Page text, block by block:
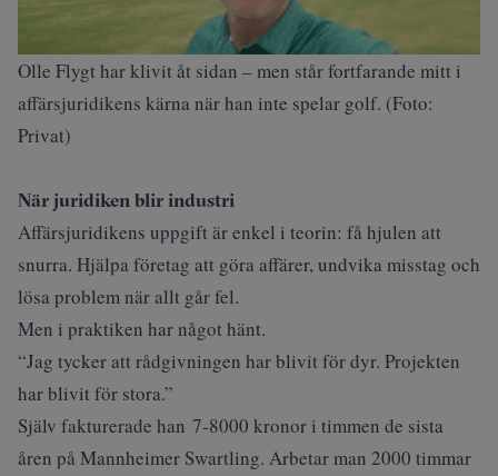
Olle Flygt har klivit åt sidan – men står fortfarande mitt i
affärsjuridikens kärna när han inte spelar golf. (Foto:
Privat)
När juridiken blir industri
Affärsjuridikens uppgift är enkel i teorin: få hjulen att
snurra. Hjälpa företag att göra affärer, undvika misstag och
lösa problem när allt går fel.
Men i praktiken har något hänt.
“Jag tycker att rådgivningen har blivit för dyr. Projekten
har blivit för stora.”
Själv fakturerade han 7-8000 kronor i timmen de sista
åren på Mannheimer Swartling. Arbetar man 2000 timmar